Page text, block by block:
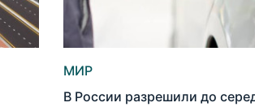
МИР
В России разрешили до